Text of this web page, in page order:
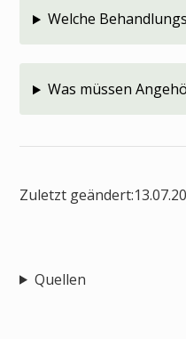
Welche
Was müssen
Zuletzt geändert:
Quellen